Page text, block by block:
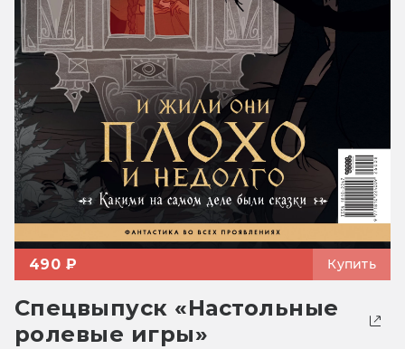
490 ₽ Купить
Спецвыпуск «Настольные
ролевые игры»